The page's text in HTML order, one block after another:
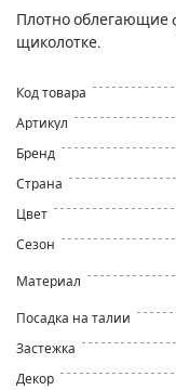
Плотно облегающие
щиколотке.
Код товара
Артикул
Бренд
Страна
Цвет
Сезон
Материал
Посадка на талии
Застежка
Декор